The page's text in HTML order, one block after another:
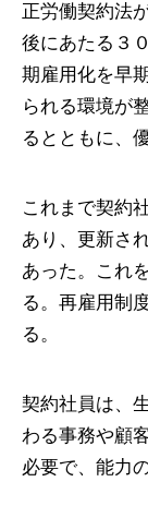
正労働契約法
後にあたる３
期雇用化を早
られる環境が
るとともに、
これまで契約
あり、更新さ
あった。これ
る。再雇用制
る。
契約社員は、
わる事務や顧
必要で、能力